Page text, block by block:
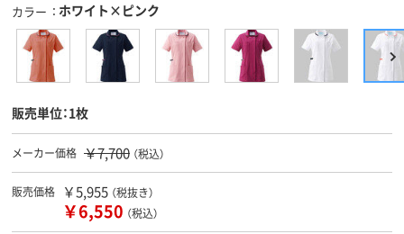
カラー ホワイト×ピンク
販売単位：1枚
メーカー価格 ￥7,700 （税込）
販売価格 ￥5,955 （税抜き）
￥6,550 （税込）